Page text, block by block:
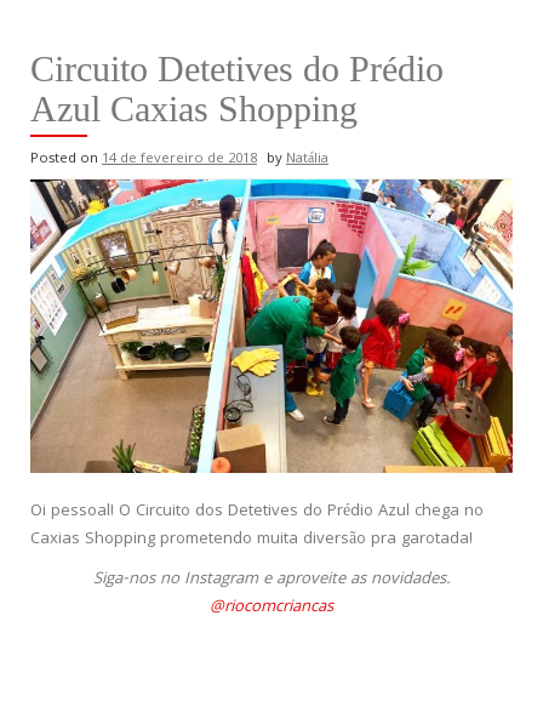
Circuito Detetives do Prédio
Azul Caxias Shopping
Posted on 14 de fevereiro de 2018 byNatália
Oi pessoal! O Circuito dos Detetives do Prédio Azul chega no
Caxias Shopping prometendo muita diversão pra garotada!
Siga-nos no Instagram e aproveite as novidades.
@riocomcriancas